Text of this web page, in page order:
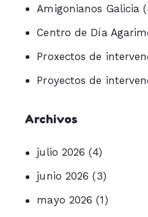
Amigonianos Galicia
Centro de Día
Proxectos de
Proyectos de
Archivos
julio 2026 (4)
junio 2026 (3)
mayo 2026 (1)